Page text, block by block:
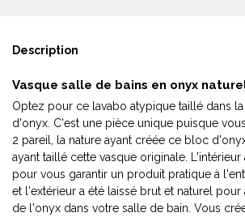
Description
Vasque salle de bains en onyx
Optez pour ce lavabo atypique taillé dans
d'onyx. C'est une pièce unique puisque
2 pareil, la nature ayant créée ce bloc
ayant taillé cette vasque originale.
pour vous garantir un produit pratique à
et l'extérieur a été laissé brut et naturel
de l'onyx dans votre salle de bain. Vous